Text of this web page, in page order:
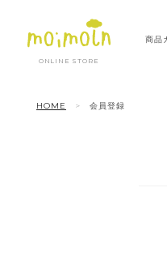
ONLINE STORE
商品
HOME 会員登録